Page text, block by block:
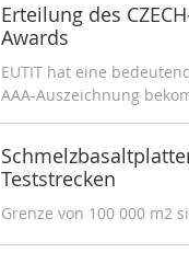
Erteilung des
Awards
EUTIT hat eine
AAA-Auszeichnung
Teststrecken
Grenze von 100 000 m2